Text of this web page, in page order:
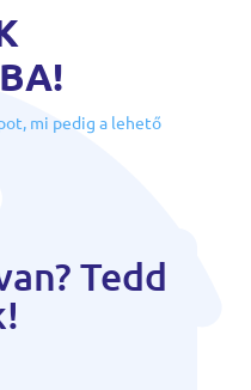
mi pedig a lehető
Tedd